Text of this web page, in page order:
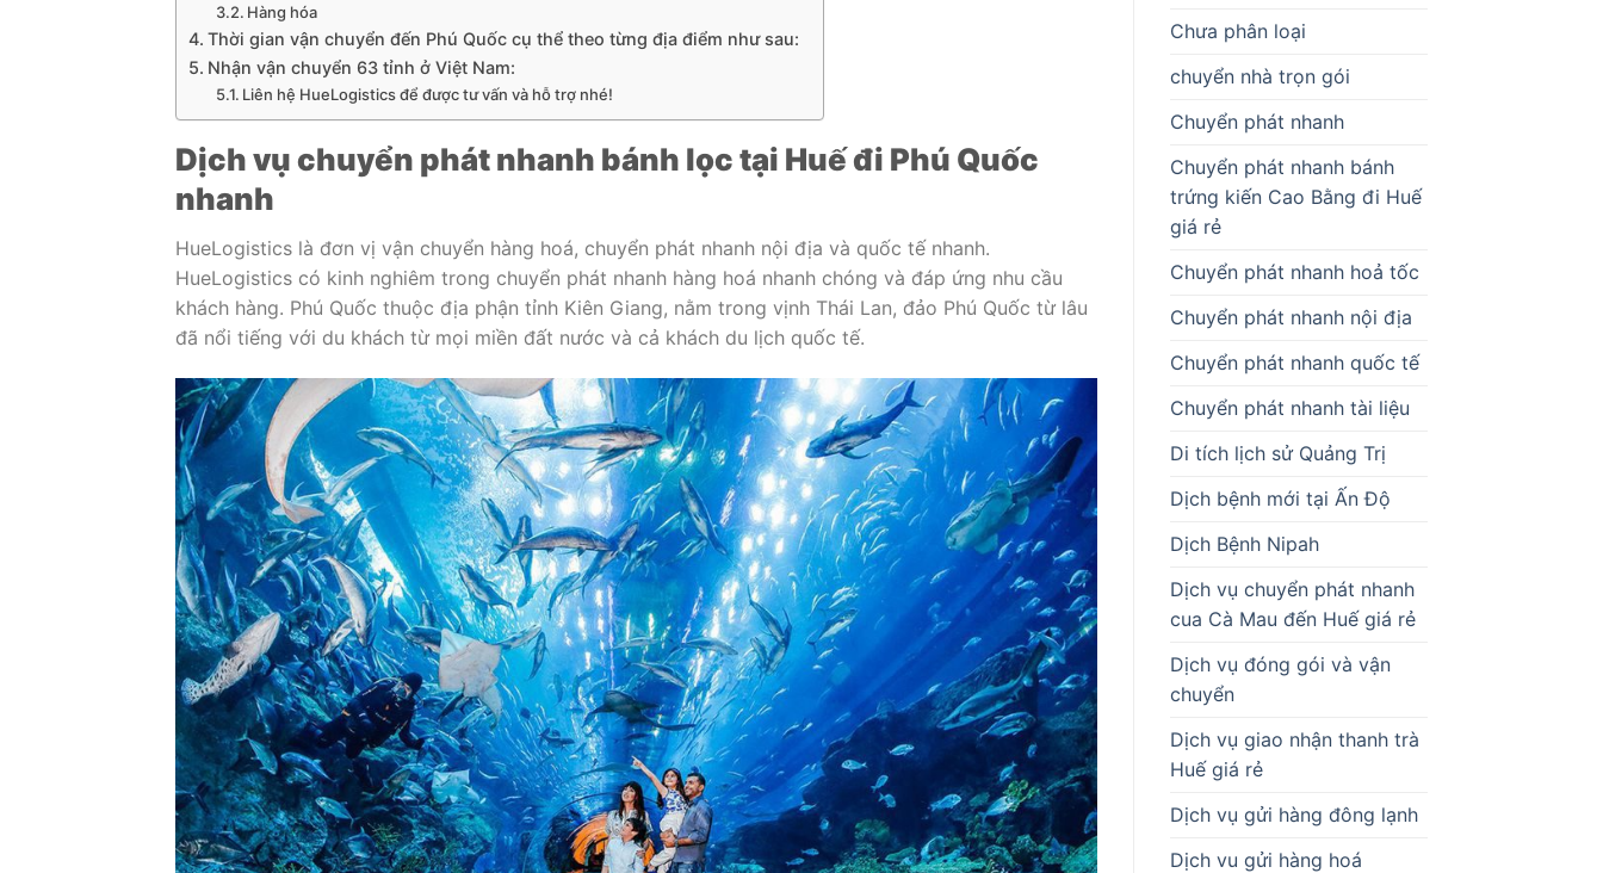
Hàng hóa
Thời gian vận chuyển đến Phú Quốc cụ thể theo từng địa điểm như sau:
Nhận vận chuyển 63 tỉnh ở Việt Nam:
Liên hệ HueLogistics để được tư vấn và hỗ trợ nhé!
Dịch vụ chuyển phát nhanh bánh lọc tại Huế đi Phú Quốc
nhanh
HueLogistics là đơn vị vận chuyển hàng hoá, chuyển phát nhanh nội địa và quốc tế nhanh.
HueLogistics có kinh nghiêm trong chuyển phát nhanh hàng hoá nhanh chóng và đáp ứng nhu cầu
khách hàng. Phú Quốc thuộc địa phận tỉnh Kiên Giang, nằm trong vịnh Thái Lan, đảo Phú Quốc từ lâu
đã nổi tiếng với du khách từ mọi miền đất nước và cả khách du lịch quốc tế.
Chưa phân loại
chuyển nhà trọn gói
Chuyển phát nhanh
Chuyển phát nhanh bánh
trứng kiến Cao Bằng đi Huế
giá rẻ
Chuyển phát nhanh hoả tốc
Chuyển phát nhanh nội địa
Chuyển phát nhanh quốc tế
Chuyển phát nhanh tài liệu
Di tích lịch sử Quảng Trị
Dịch bệnh mới tại Ấn Độ
Dịch Bệnh Nipah
Dịch vụ chuyển phát nhanh
cua Cà Mau đến Huế giá rẻ
Dịch vụ đóng gói và vận
chuyển
Dịch vụ giao nhận thanh trà
Huế giá rẻ
Dịch vụ gửi hàng đông lạnh
Dịch vu gửi hàng hoá